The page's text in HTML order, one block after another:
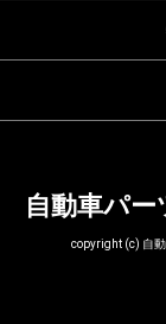
自動車パ
copyright (c) 自